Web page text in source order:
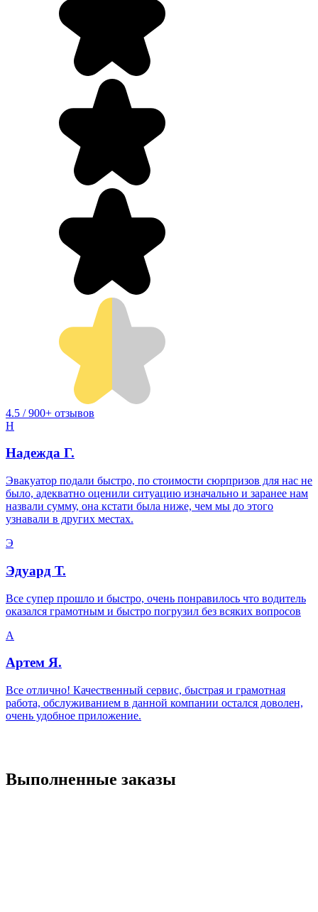
4.5 / 900+ отзывов
Н
Надежда Г.
Эвакуатор подали быстро, по стоимости сюрпризов для нас не
было, адекватно оценили ситуацию изначально и заранее нам
назвали сумму, она кстати была ниже, чем мы до этого
узнавали в других местах.
Э
Эдуард Т.
Все супер прошло и быстро, очень понравилось что водитель
оказался грамотным и быстро погрузил без всяких вопросов
А
Артем Я.
Все отлично! Качественный сервис, быстрая и грамотная
работа, обслуживанием в данной компании остался доволен,
очень удобное приложение.
Выполненные заказы